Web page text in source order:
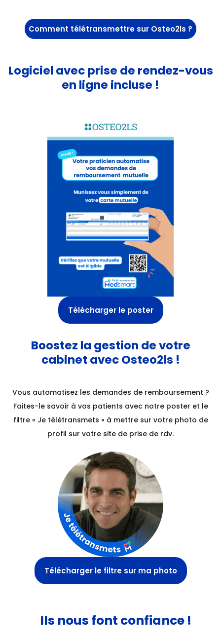
Comment télétransmettre sur Osteo2ls ?
Logiciel avec prise de rendez-vous
en ligne incluse !
Télécharger le poster
Boostez la gestion de votre
cabinet avec Osteo2ls !
Vous automatisez les demandes de remboursement ?
Faites-le savoir à vos patients avec notre poster et le
filtre « Je télétransmets » à mettre sur votre photo de
profil sur votre site de prise de rdv.
Télécharger le filtre sur ma photo
Ils nous font confiance !